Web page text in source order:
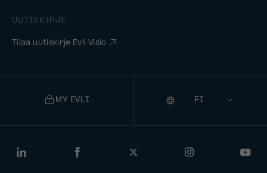
UUTISKIRJE
Tilaa uutiskirje Evli Visio
LinkedIn Facebook Twitter Instagram
MY EVLI
Selecting
Kieli